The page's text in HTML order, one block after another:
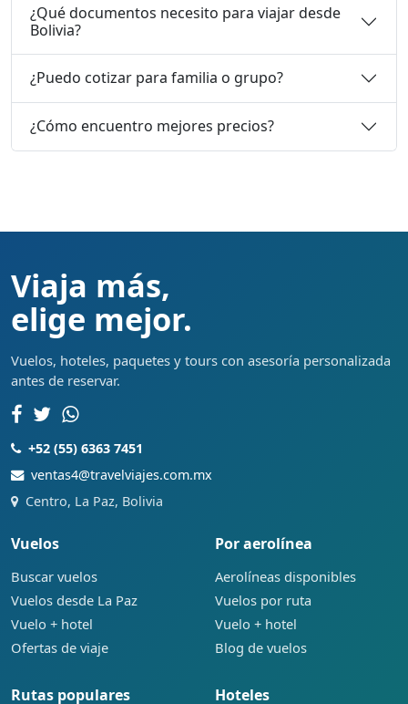
¿Qué documentos necesito para viajar desde
Bolivia?
¿Puedo cotizar para familia o grupo?
¿Cómo encuentro mejores precios?
Viaja más,
elige mejor.
Vuelos, hoteles, paquetes y tours con asesoría personalizada
antes de reservar.
+52 (55) 6363 7451
ventas4@travelviajes.com.mx
Centro, La Paz, Bolivia
Vuelos
Buscar vuelos
Vuelos desde La Paz
Vuelo + hotel
Ofertas de viaje
Por aerolínea
Aerolíneas disponibles
Vuelos por ruta
Vuelo + hotel
Blog de vuelos
Rutas populares Hoteles